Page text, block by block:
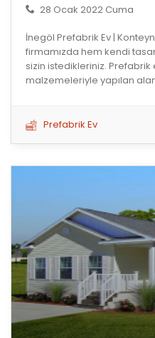
28 Ocak 2022 Cuma
İnegöl Prefabrik Ev |
firmamızda hem kendi
sizin istedikleriniz. Prefabrik
malzemeleriyle yapılan alan
Prefabrik Ev